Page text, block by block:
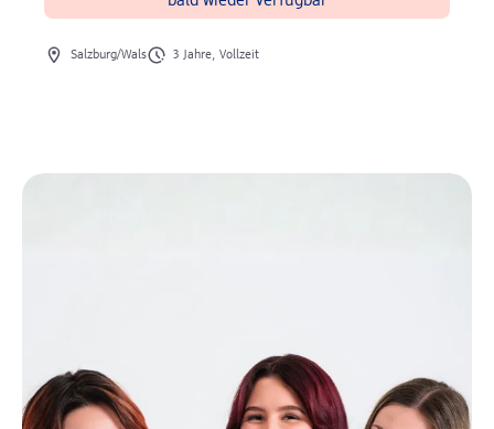
Ort des Jobs
Salzburg/WalsArt des Jobs
3 Jahre, Vollzeit